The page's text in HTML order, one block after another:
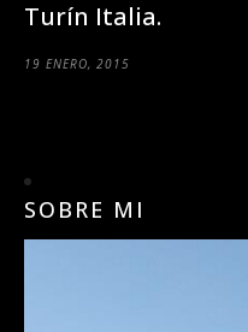
Turín Italia.
19 ENERO, 2015
SOBRE MI